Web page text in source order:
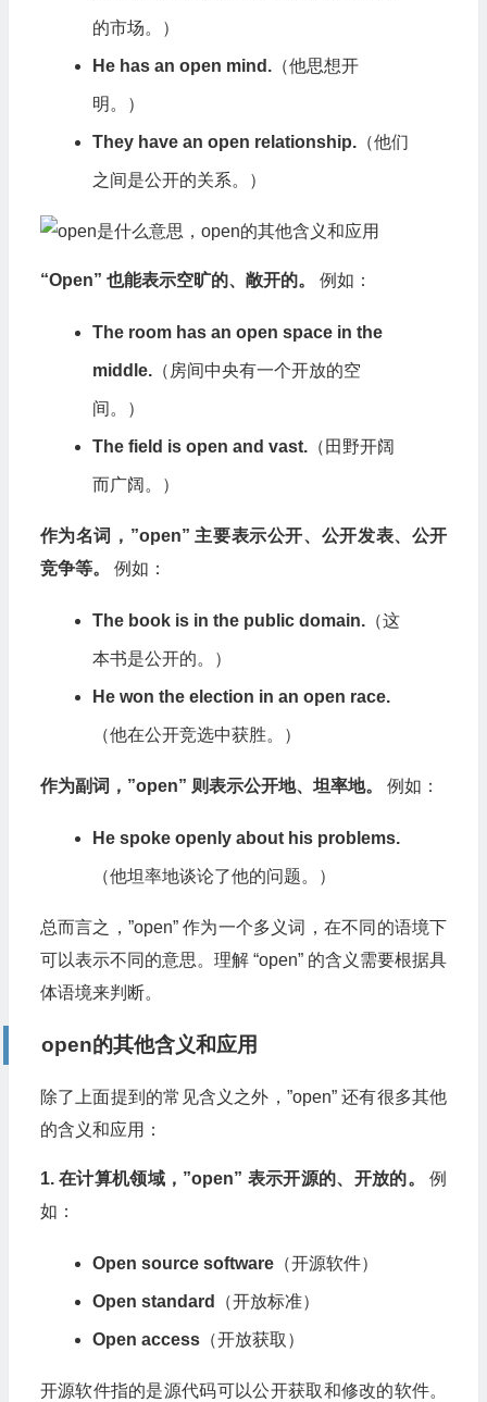
的市场。）
He has an open mind.（他思想开
明。）
They have an open relationship.（他们
之间是公开的关系。）
“Open” 也能表示空旷的、敞开的。 例如：
The room has an open space in the
middle.（房间中央有一个开放的空
间。）
The field is open and vast.（田野开阔
而广阔。）
作为名词，”open” 主要表示公开、公开发表、公开
竞争等。
例如：
The book is in the public domain.（这
本书是公开的。）
He won the election in an open race.
（他在公开竞选中获胜。）
作为副词，”open” 则表示公开地、坦率地。 例如：
He spoke openly about his problems.
（他坦率地谈论了他的问题。）
总而言之，”open” 作为一个多义词，在不同的语境下
可以表示不同的意思。理解 “open” 的含义需要根据具
体语境来判断。
open的其他含义和应用
除了上面提到的常见含义之外，”open” 还有很多其他
的含义和应用：
1. 在计算机领域，”open” 表示开源的、开放的。
例
如：
Open source software（开源软件）
Open standard （开放标准）
Open access（开放获取）
开源软件指的是源代码可以公开获取和修改的软件。